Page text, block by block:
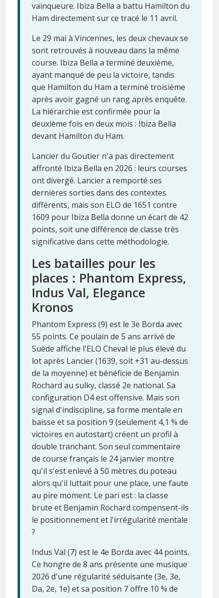
vainqueure. Ibiza Bella a battu Hamilton du
Ham directement sur ce tracé le 11 avril.
Le 29 mai à Vincennes, les deux chevaux se
sont retrouvés à nouveau dans la même
course. Ibiza Bella a terminé deuxième,
ayant manqué de peu la victoire, tandis
que Hamilton du Ham a terminé troisième
après avoir gagné un rang après enquête.
La hiérarchie est confirmée pour la
deuxième fois en deux mois : Ibiza Bella
devant Hamilton du Ham.
Lancier du Goutier n'a pas directement
affronté Ibiza Bella en 2026 : leurs courses
ont divergé. Lancier a remporté ses
dernières sorties dans des contextes
différents, mais son ELO de 1651 contre
1609 pour Ibiza Bella donne un écart de 42
points, soit une différence de classe très
significative dans cette méthodologie.
Les batailles pour les
places : Phantom Express,
Indus Val, Elegance
Kronos
Phantom Express (9) est le 3e Borda avec
55 points. Ce poulain de 5 ans arrivé de
Suède affiche l'ELO Cheval le plus élevé du
lot après Lancier (1639, soit +31 au-dessus
de la moyenne) et bénéficie de Benjamin
Rochard au sulky, classé 2e national. Sa
configuration D4 est offensive. Mais son
signal d'indiscipline, sa forme mentale en
baisse et sa position 9 (seulement 4,1 % de
victoires en autostart) créent un profil à
double tranchant. Son seul commentaire
de course français le 24 janvier montre
qu'il s'est enlevé à 50 mètres du poteau
alors qu'il luttait pour une place, une faute
au pire moment. Le pari est : la classe
brute et Benjamin Rochard compensent-ils
le positionnement et l'irrégularité mentale
?
Indus Val (7) est le 4e Borda avec 44 points.
Ce hongre de 8 ans présente une musique
2026 d'une régularité séduisante (3e, 3e,
Da, 2e, 1e) et sa position 7 offre 10 % de